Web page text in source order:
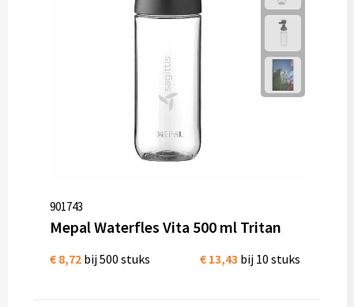
901743
Mepal Waterfles Vita 500 ml Tritan
€ 8,72 bij 500 stuks € 13,43 bij 10 stuks